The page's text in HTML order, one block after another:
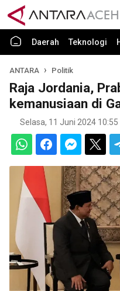
Daerah Teknologi
ANTARA Politik
Raja Jordania,
kemanusiaan di
Selasa, 11 Juni 2024 10:55